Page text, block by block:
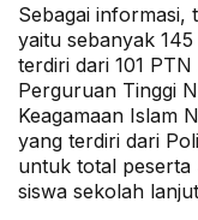
Sebagai informasi,
yaitu sebanyak
terdiri dari 101
Perguruan Tinggi
Keagamaan Islam
yang terdiri dari
untuk total peserta
siswa sekolah